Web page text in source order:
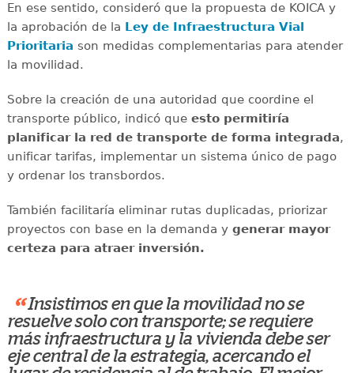
En ese sentido, consideró que la propuesta de KOICA y
la aprobación de la Ley de Infraestructura Vial
Prioritaria son medidas complementarias para atender
la movilidad.
Sobre la creación de una autoridad que coordine el
transporte público, indicó que esto permitiría
planificar la red de transporte de forma integrada,
unificar tarifas, implementar un sistema único de pago
y ordenar los transbordos.
También facilitaría eliminar rutas duplicadas, priorizar
proyectos con base en la demanda y generar mayor
certeza para atraer inversión.
“ Insistimos en que la movilidad no se
resuelve solo con transporte; se requiere
más infraestructura y la vivienda debe ser
eje central de la estrategia, acercando el